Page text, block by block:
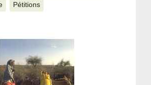
Pétitions